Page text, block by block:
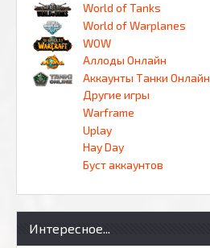
World of Tanks
World of Warplanes
WOW
Аллоды Онлайн
Аккаунты Танки Онлайн
Другие игры
Warframe
Uplay
Hay Day
Буст аккаунтов
Интересное...